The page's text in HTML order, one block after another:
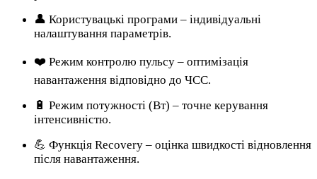
👤 Користувацькі програми – індивідуальні
налаштування параметрів.
❤️ Режим контролю пульсу – оптимізація
навантаження відповідно до ЧСС.
🔋 Режим потужності (Вт) – точне керування
інтенсивністю.
💪 Функція Recovery – оцінка швидкості відновлення
після навантаження.